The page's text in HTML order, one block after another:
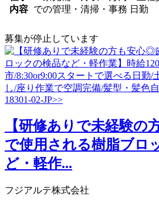
内容 での管理・清掃・事務 日勤
募集が停止しています
【研修ありで未経験の
で使用される樹脂ブロ
ど・軽作...
フジアルテ株式会社